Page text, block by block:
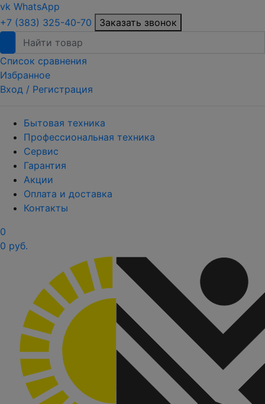
vk WhatsApp
+7 (383) 325-40-70
Заказать звонок
Список сравнения
Избранное
Вход / Регистрация
Бытовая техника
Профессиональная техника
Сервис
Гарантия
Акции
Оплата и доставка
Контакты
0
0 руб.